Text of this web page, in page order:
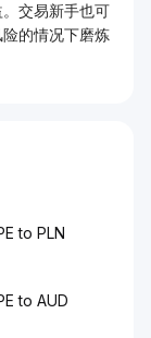
交易新手也可
的情况下磨炼
to PLN
to AUD